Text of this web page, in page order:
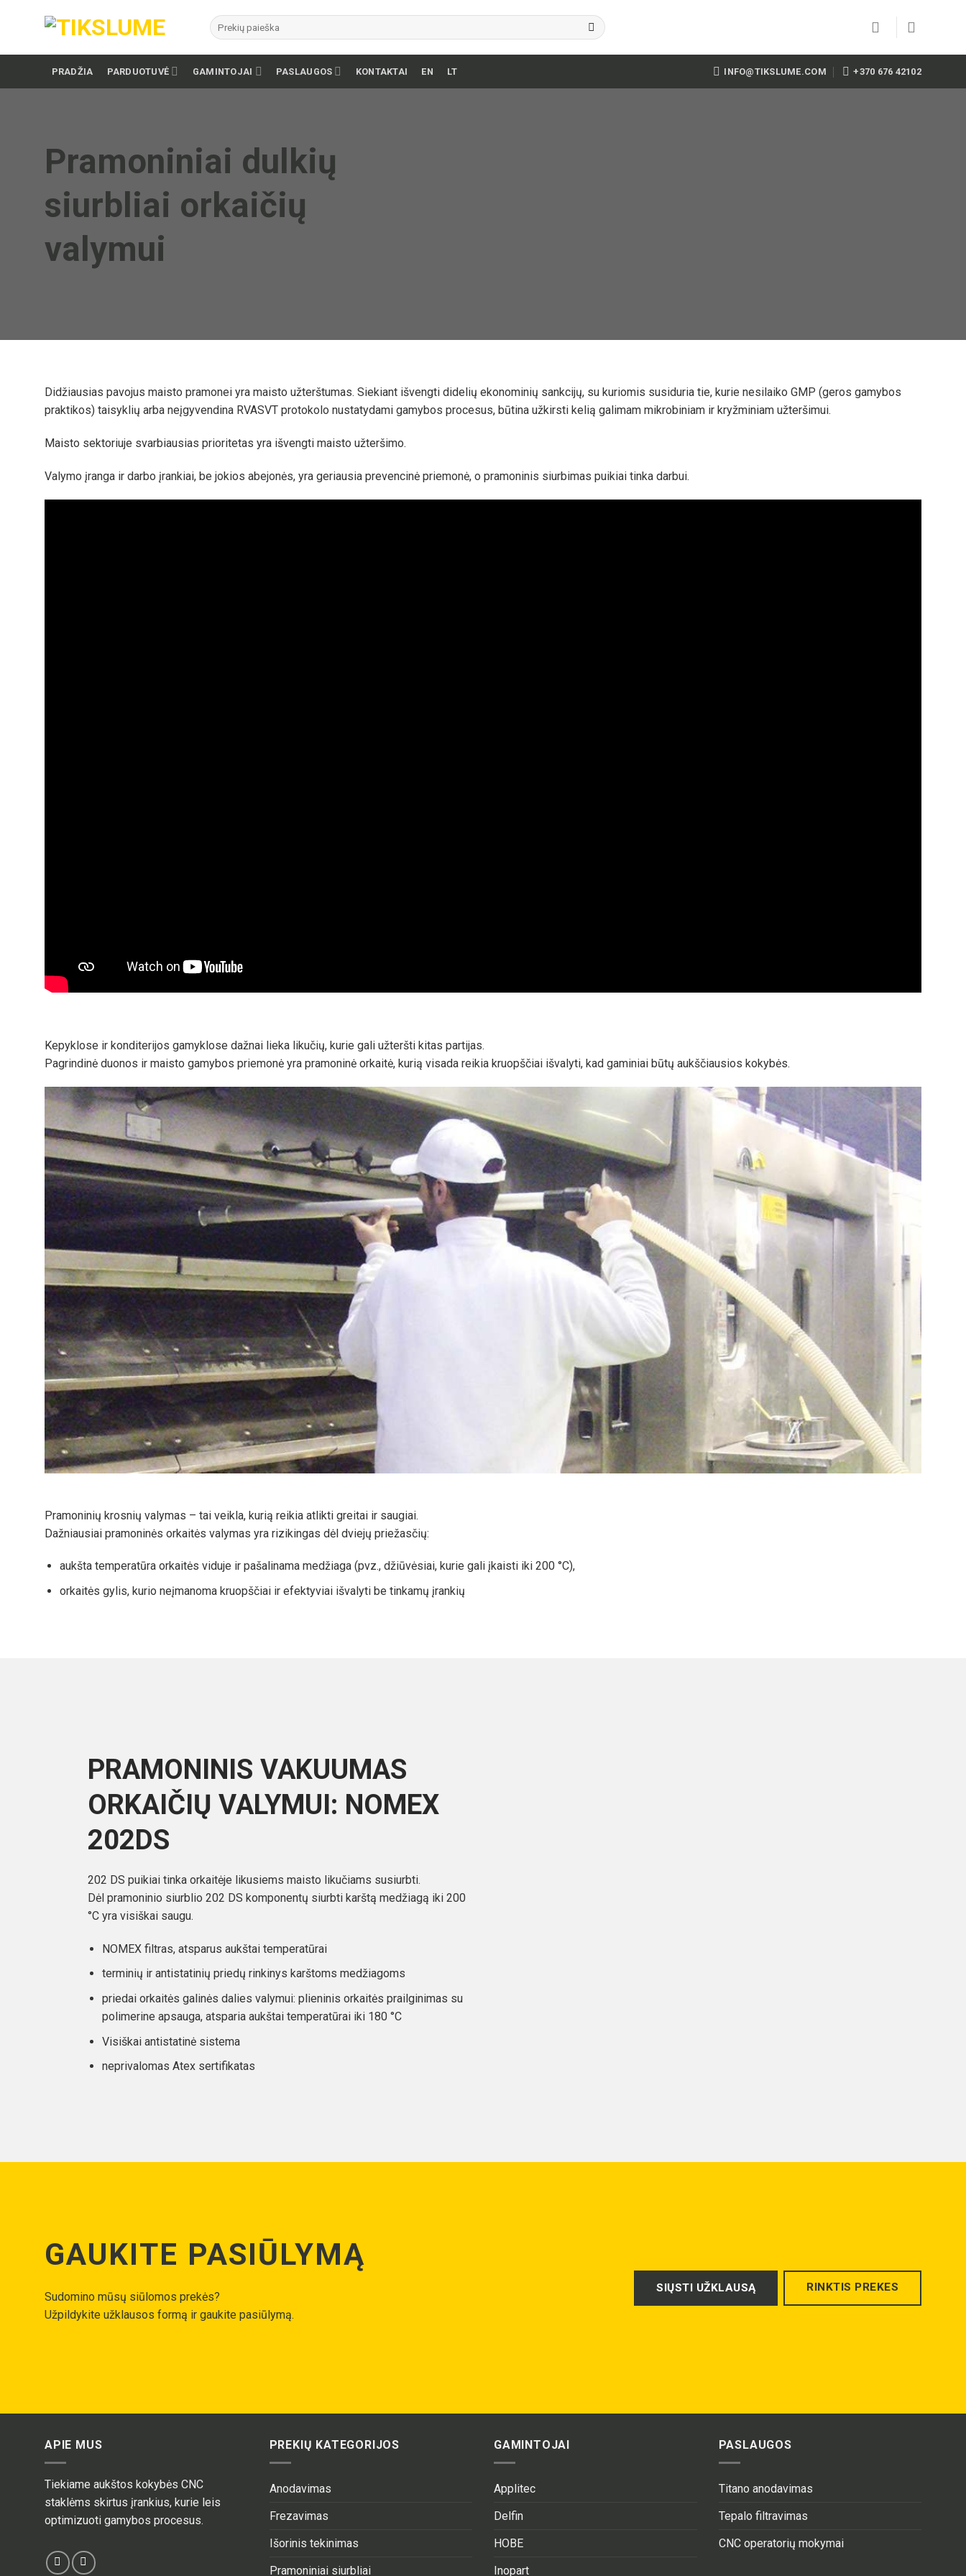
Ieškoti:
PRADŽIA PARDUOTUVĖ GAMINTOJAI PASLAUGOS KONTAKTAI EN LT INFO@TIKSLUME.COM +370 676 42102
Pramoniniai dulkių
siurbliai orkaičių
valymui
Didžiausias pavojus maisto pramonei yra maisto užterštumas. Siekiant išvengti didelių ekonominių sankcijų, su kuriomis susiduria tie, kurie nesilaiko GMP (geros gamybos
praktikos) taisyklių arba neįgyvendina RVASVT protokolo nustatydami gamybos procesus, būtina užkirsti kelią galimam mikrobiniam ir kryžminiam užteršimui.
Maisto sektoriuje svarbiausias prioritetas yra išvengti maisto užteršimo.
Valymo įranga ir darbo įrankiai, be jokios abejonės, yra geriausia prevencinė priemonė, o pramoninis siurbimas puikiai tinka darbui.
Kepyklose ir konditerijos gamyklose dažnai lieka likučių, kurie gali užteršti kitas partijas.
Pagrindinė duonos ir maisto gamybos priemonė yra pramoninė orkaitė, kurią visada reikia kruopščiai išvalyti, kad gaminiai būtų aukščiausios kokybės.
Pramoninių krosnių valymas – tai veikla, kurią reikia atlikti greitai ir saugiai.
Dažniausiai pramoninės orkaitės valymas yra rizikingas dėl dviejų priežasčių:
aukšta temperatūra orkaitės viduje ir pašalinama medžiaga (pvz., džiūvėsiai, kurie gali įkaisti iki 200 °C),
orkaitės gylis, kurio neįmanoma kruopščiai ir efektyviai išvalyti be tinkamų įrankių
PRAMONINIS VAKUUMAS
ORKAIČIŲ VALYMUI: NOMEX
202DS
202 DS puikiai tinka orkaitėje likusiems maisto likučiams susiurbti.
Dėl pramoninio siurblio 202 DS komponentų siurbti karštą medžiagą iki 200
°C yra visiškai saugu.
NOMEX filtras, atsparus aukštai temperatūrai
terminių ir antistatinių priedų rinkinys karštoms medžiagoms
priedai orkaitės galinės dalies valymui: plieninis orkaitės prailginimas su
polimerine apsauga, atsparia aukštai temperatūrai iki 180 °C
Visiškai antistatinė sistema
neprivalomas Atex sertifikatas
GAUKITE PASIŪLYMĄ
Sudomino mūsų siūlomos prekės?
Užpildykite užklausos formą ir gaukite pasiūlymą.
SIŲSTI UŽKLAUSĄ RINKTIS PREKES
APIE MUS
Tiekiame aukštos kokybės CNC
staklėms skirtus įrankius, kurie leis
optimizuoti gamybos procesus.
PREKIŲ KATEGORIJOS
Anodavimas
Frezavimas
Išorinis tekinimas
Pramoniniai siurbliai
GAMINTOJAI
Applitec
Delfin
HOBE
Inopart
PASLAUGOS
Titano anodavimas
Tepalo filtravimas
CNC operatorių mokymai